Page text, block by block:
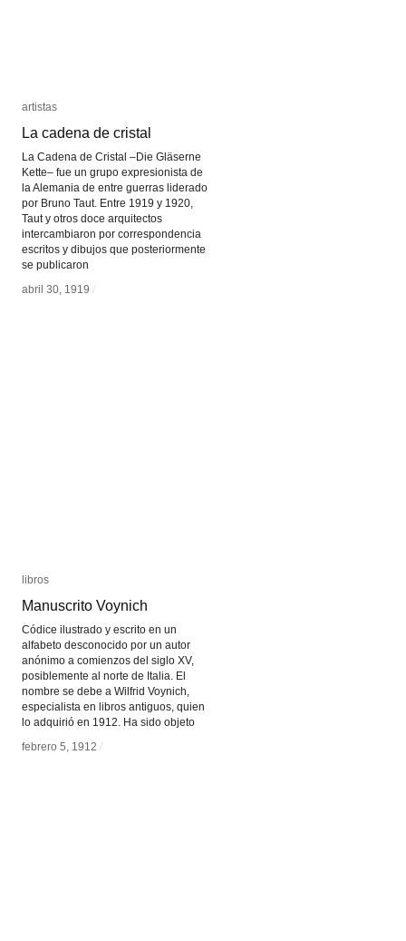
artistas
La cadena de cristal
La Cadena de Cristal –Die Gläserne
Kette– fue un grupo expresionista de
la Alemania de entre guerras liderado
por Bruno Taut. Entre 1919 y 1920,
Taut y otros doce arquitectos
intercambiaron por correspondencia
escritos y dibujos que posteriormente
se publicaron
abril 30, 1919 /
artistas
La cadena de cristal
abril 30, 1919 /
libros
Manuscrito Voynich
Códice ilustrado y escrito en un
alfabeto desconocido por un autor
anónimo a comienzos del siglo XV,
posiblemente al norte de Italia. El
nombre se debe a Wilfrid Voynich,
especialista en libros antiguos, quien
lo adquirió en 1912. Ha sido objeto
febrero 5, 1912 /
libros
Manuscrito Voynich
febrero 5, 1912 /